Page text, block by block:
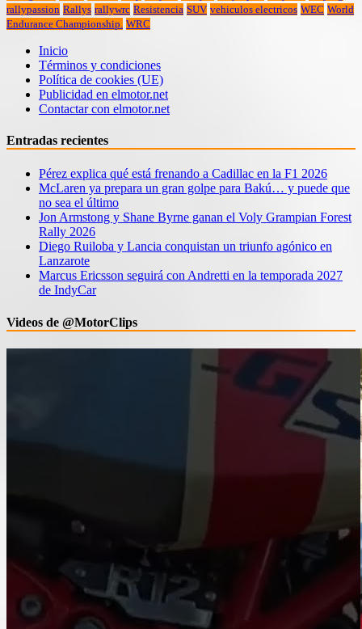
rallypassion Rallys rallywrc Resistencia SUV vehiculos electricos WEC World
Endurance Championship. WRC
Inicio
Términos y condiciones
Política de cookies (UE)
Publicidad en elmotor.net
Contactar con elmotor.net
Entradas recientes
Pérez explica qué está frenando a Cadillac en la F1 2026
McLaren ya prepara un gran golpe para Bakú… y puede que
no sea el último
Jon Armstong y Shane Byrne ganan el Voly Grampian Forest
Rally 2026
Diego Ruiloba y Lancia conquistan un triunfo agónico en
Lanzarote
Marcus Ericsson seguirá con Andretti en la temporada 2027
de IndyCar
Videos de @MotorClips